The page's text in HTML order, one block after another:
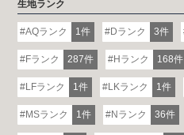
生地ランク
AQランク 1件 Dランク 3件
Fランク 287件 Hランク 168件
LFランク 1件 LKランク 1件
MSランク 1件 Nランク 36件